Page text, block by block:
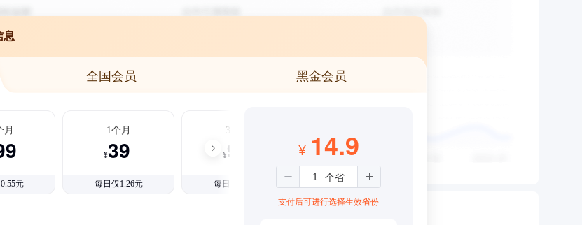
息
全国会员 黑金会员
月
元
1个月
¥39
每日仅1.26元
3个月
¥99
每日仅1.08元
¥ 14.9
支付后可进行选择生效省份